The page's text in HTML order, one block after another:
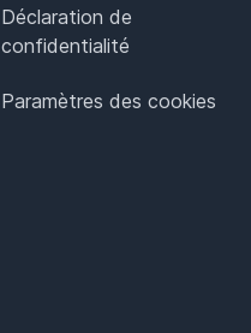
Déclaration de
confidentialité
Paramètres des cookies